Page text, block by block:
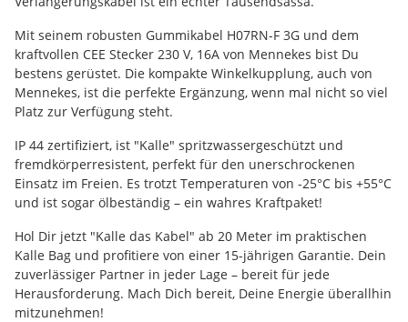
Mit seinem robusten Gummikabel H07RN-F 3G und dem
kraftvollen CEE Stecker 230 V, 16A von Mennekes bist Du
bestens gerüstet. Die kompakte Winkelkupplung, auch von
Mennekes, ist die perfekte Ergänzung, wenn mal nicht so viel
Platz zur Verfügung steht.
IP 44 zertifiziert, ist "Kalle" spritzwassergeschützt und
fremdkörperresistent, perfekt für den unerschrockenen
Einsatz im Freien. Es trotzt Temperaturen von -25°C bis +55°C
und ist sogar ölbeständig – ein wahres Kraftpaket!
Hol Dir jetzt "Kalle das Kabel" ab 20 Meter im praktischen
Kalle Bag und profitiere von einer 15-jährigen Garantie. Dein
zuverlässiger Partner in jeder Lage – bereit für jede
Herausforderung. Mach Dich bereit, Deine Energie überallhin
mitzunehmen!